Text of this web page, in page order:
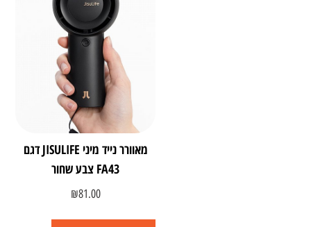
מאוורר נייד מיני JISULIFE דגם
FA43 צבע שחור
₪81.00